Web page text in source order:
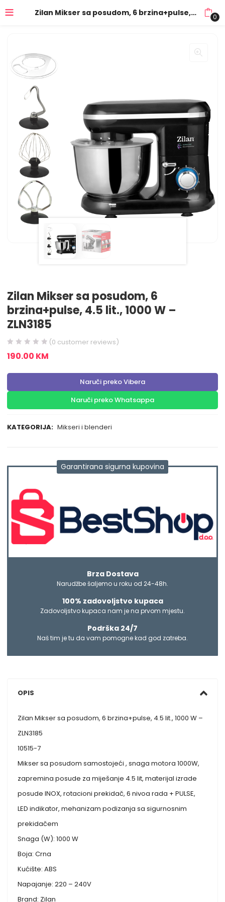
Zilan Mikser sa posudom, 6 brzina+pulse, 4.5 lit., 1000 W – ZLN3185 0
Zilan Mikser sa posudom, 6
brzina+pulse, 4.5 lit., 1000 W –
ZLN3185
(0 customer reviews)
190.00 KM
Naruči preko Vibera
Naruči preko Whatsappa
KATEGORIJA: Mikseri i blenderi
Garantirana sigurna kupovina
Brza Dostava
Narudžbe šaljemo u roku od 24-48h.
100% zadovoljstvo kupaca
Zadovoljstvo kupaca nam je na prvom mjestu.
Podrška 24/7
Naš tim je tu da vam pomogne kad god zatreba.
OPIS
Zilan Mikser sa posudom, 6 brzina+pulse, 4.5 lit., 1000 W –
ZLN3185
10515-7
Mikser sa posudom samostojeći , snaga motora 1000W,
zapremina posude za miješanje 4.5 lit, materijal izrade
posude INOX, rotacioni prekidač, 6 nivoa rada + PULSE,
LED indikator, mehanizam podizanja sa sigurnosnim
prekidačem
Snaga (W): 1000 W
Boja: Crna
Kućište: ABS
Napajanje: 220 – 240V
Brand: Zilan